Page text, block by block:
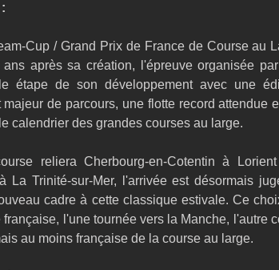
Cup / Grand Prix de France de Course au
après sa création, l'épreuve organisée
étape de son développement avec une
de parcours, une flotte record attendue
calendrier des grandes courses au large.
reliera Cherbourg-en-Cotentin à
La Trinité-sur-Mer, l'arrivée est désormais
cadre à cette classique estivale. Ce
l'une tournée vers la Manche, l'autre
au moins française de la course au large.